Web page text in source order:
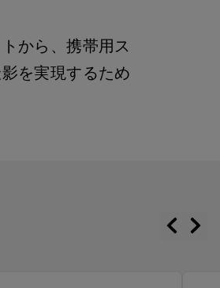
から、携帯用ス
を実現するため